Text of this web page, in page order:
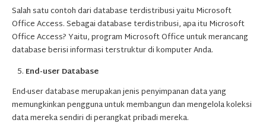
Salah satu contoh dari database terdistribusi yaitu Microsoft
Office Access. Sebagai database terdistribusi, apa itu Microsoft
Office Access? Yaitu, program Microsoft Office untuk merancang
database berisi informasi terstruktur di komputer Anda.
End-user Database
End-user database merupakan jenis penyimpanan data yang
memungkinkan pengguna untuk membangun dan mengelola koleksi
data mereka sendiri di perangkat pribadi mereka.